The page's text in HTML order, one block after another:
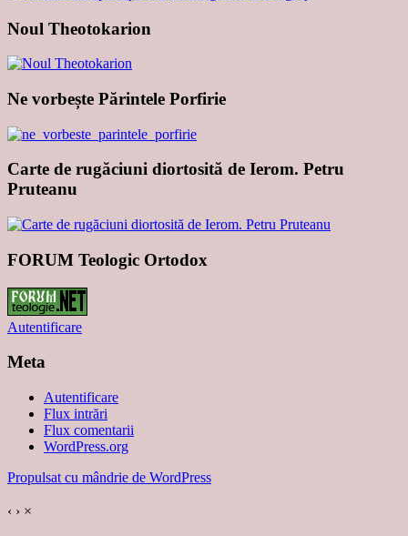
Noul Theotokarion
Ne vorbește Părintele Porfirie
Carte de rugăciuni diortosită de Ierom. Petru
Pruteanu
FORUM Teologic Ortodox
Autentificare
Meta
Autentificare
Flux intrări
Flux comentarii
WordPress.org
Propulsat cu mândrie de WordPress
‹ › ×